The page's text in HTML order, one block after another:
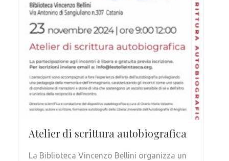
Atelier di scrittura autobiografica
La Biblioteca Vincenzo Bellini organizza un